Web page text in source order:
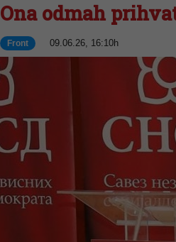
Ona odmah
Front 09.06.26, 16:10h